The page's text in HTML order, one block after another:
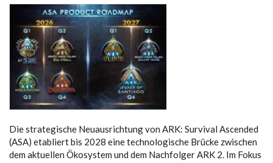
Die strategische Neuausrichtung von ARK: Survival Ascended
(ASA) etabliert bis 2028 eine technologische Brücke zwischen
dem aktuellen Ökosystem und dem Nachfolger ARK 2. Im Fokus